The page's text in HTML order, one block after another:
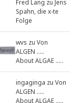
Fred Lang zu Jens
Spahn, die x-te
Folge
wvs zuVon
ALGEN .....
About ALGAE .....
ingaginga zuVon
ALGEN .....
About ALGAE .....